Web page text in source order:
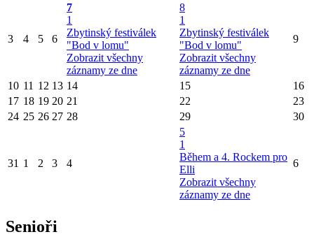
3 4 5 6
7
1
Zbytinský festiválek
"Bod v lomu"
Zobrazit všechny
záznamy ze dne
8
1
Zbytinský festiválek
"Bod v lomu"
Zobrazit všechny
záznamy ze dne
9
10 11 12 13 14 15
16
17 18 19 20 21 22
23
24 25 26 27 28 29 30
31 1 2 3 4
5
1
Během a 4. Rockem pro
Elli
Zobrazit všechny
záznamy ze dne
6
Senioři